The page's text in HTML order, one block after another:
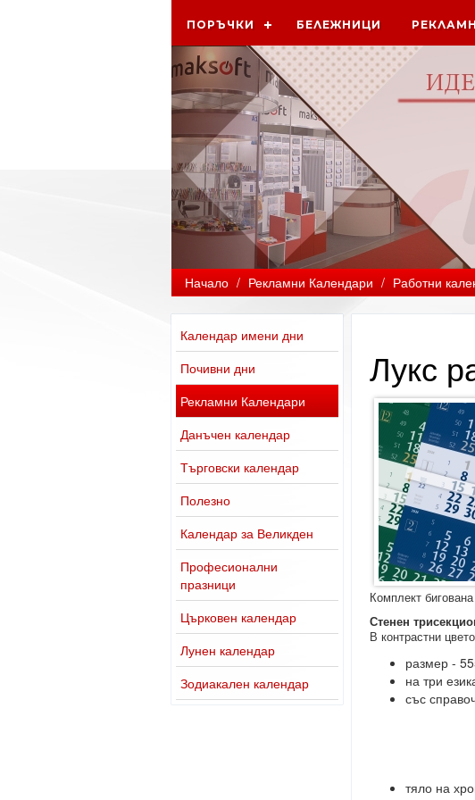
ПОРЪЧКИ БЕЛЕЖНИЦИ
Начало / Рекламни Календари / Работни
Календар имени дни
Почивни дни
Рекламни Календари
Данъчен календар
Търговски календар
Полезно
Календар за Великден
Професионални
празници
Църковен календар
Лунен календар
Зодиакален календар
Лукс
Комплект
Стенен
В контрастни
размер -
на три
със
- броя
-
-
-
тяло на